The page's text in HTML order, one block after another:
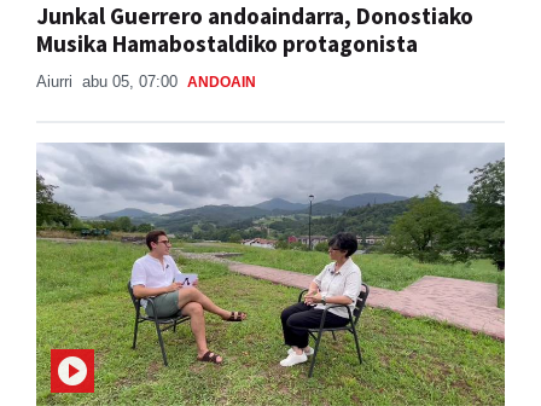
Junkal Guerrero andoaindarra, Donostiako
Musika Hamabostaldiko protagonista
Aiurri abu 05, 07:00 ANDOAIN